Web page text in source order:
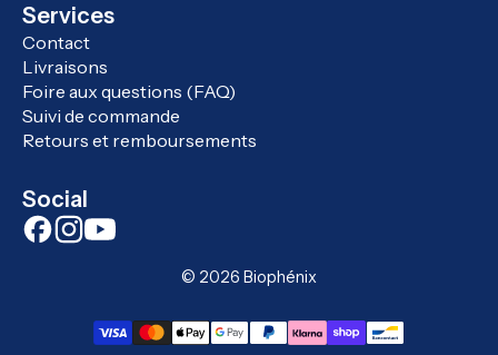
Services
Contact
Livraisons
Foire aux questions (FAQ)
Suivi de commande
Retours et remboursements
Social
© 2026 Biophénix